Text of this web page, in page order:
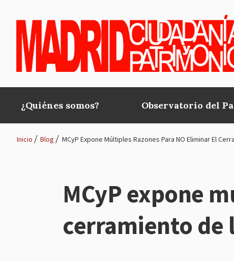
Main
navigation
¿Quiénes somos? Observatorio del
Inicio Blog MCyP Expone Múltiples Razones Para NO Eliminar El
MCyP expone
cerramiento de